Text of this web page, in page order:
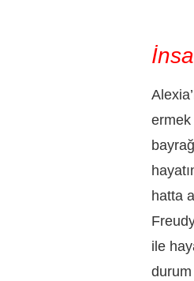
ermek
hatta
ile
durum